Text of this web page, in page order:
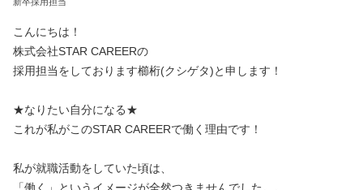
こんにちは！
株式会社STAR CAREERの
採用担当をしております櫛桁(クシゲタ)と申します！
★なりたい自分になる★
これが私がこのSTAR CAREERで働く理由です！
私が就職活動をしていた頃は、
「働く」というイメージが全然つきませんでした。。